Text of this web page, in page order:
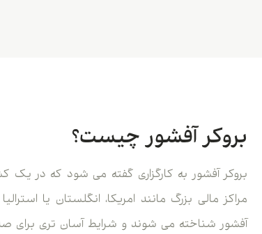
بروکر آفشور چیست؟
بروکر آفشور به کارگزاری گفته می شود که در
مراکز مالی بزرگ مانند امریکا، انگلستان یا
آفشور شناخته می شوند و شرایط آسان تری برای